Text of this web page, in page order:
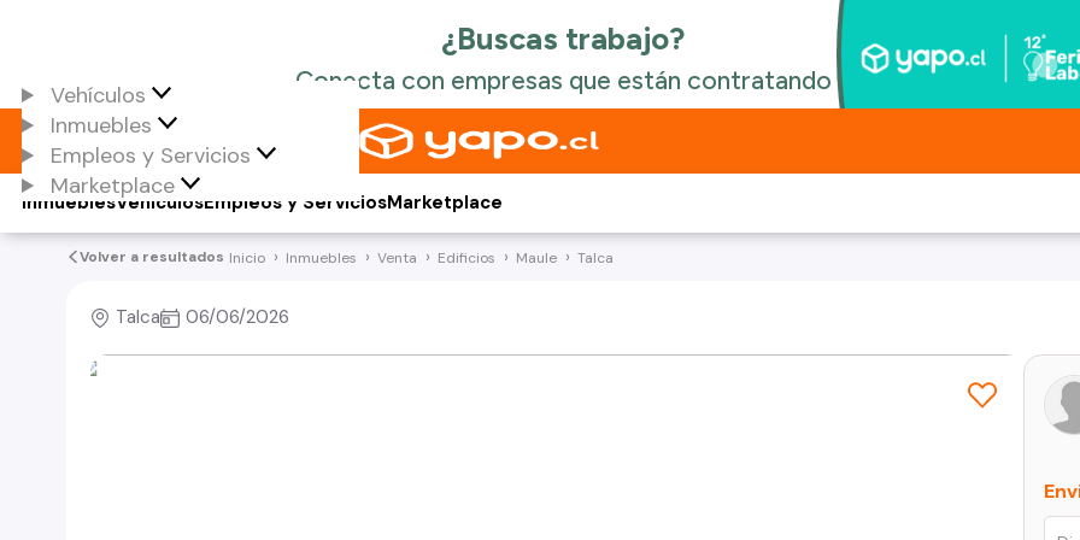
Vehículos
Inmuebles
Empleos y Servicios
Marketplace
Vehículos
Inmuebles Empleos y ServiciosMarketplace
Volver a resultados Inicio Inmuebles Venta Edificios Maule Talca
Talca 06/06/2026